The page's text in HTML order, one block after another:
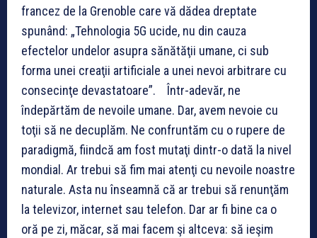
francez de la Grenoble care vă dădea dreptate
spunând: „Tehnologia 5G ucide, nu din cauza
efectelor undelor asupra sănătăţii umane, ci sub
forma unei creaţii artificiale a unei nevoi arbitrare cu
consecinţe devastatoare”. Într-adevăr, ne
îndepărtăm de nevoile umane. Dar, avem nevoie cu
toţii să ne decuplăm. Ne confruntăm cu o rupere de
paradigmă, fiindcă am fost mutaţi dintr-o dată la nivel
mondial. Ar trebui să fim mai atenţi cu nevoile noastre
naturale. Asta nu înseamnă că ar trebui să renunţăm
la televizor, internet sau telefon. Dar ar fi bine ca o
oră pe zi, măcar, să mai facem şi altceva: să ieşim